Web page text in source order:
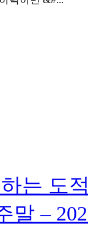
는 도
말 –